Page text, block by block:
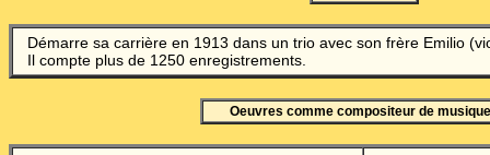
Démarre sa carrière en 1913 dans un trio avec son frère Emilio
Il compte plus de 1250 enregistrements.
Oeuvres comme compositeur de